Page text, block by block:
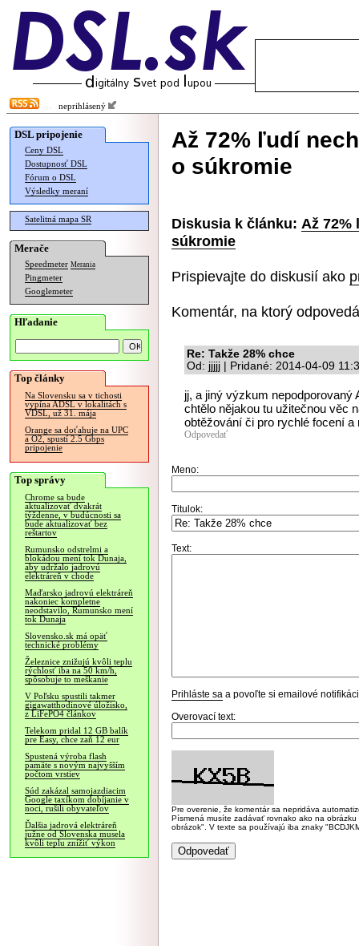
neprihlásený
DSL pripojenie
Ceny DSL
Dostupnosť DSL
Fórum o DSL
Výsledky meraní
Satelitná mapa SR
Merače
Speedmeter Merania
Pingmeter
Googlemeter
Hľadanie
Top články
Na Slovensku sa v tichosti
vypína ADSL v lokalitách s
VDSL, už 31. mája
Orange sa doťahuje na UPC
a O2, spustí 2.5 Gbps
pripojenie
Top správy
Chrome sa bude
aktualizovať dvakrát
týždenne, v budúcnosti sa
bude aktualizovať bez
reštartov
Rumunsko odstrelmi a
blokádou mení tok Dunaja,
aby udržalo jadrovú
elektráreň v chode
Maďarsko jadrovú elektráreň
nakoniec kompletne
neodstavilo, Rumunsko mení
tok Dunaja
Slovensko.sk má opäť
technické problémy
Železnice znižujú kvôli teplu
rýchlosť iba na 50 km/h,
spôsobuje to meškanie
V Poľsku spustili takmer
gigawatthodinové úložisko,
z LiFePO4 článkov
Telekom pridal 12 GB balík
pre Easy, chce zaň 12 eur
Spustená výroba flash
pamäte s novým najvyšším
počtom vrstiev
Súd zakázal samojazdiacim
Google taxíkom dobíjanie v
noci, rušili obyvateľov
Ďalšia jadrová elektráreň
južne od Slovenska musela
kvôli teplu znížiť výkon
Až 72% ľudí
o súkromie
Diskusia k článku: Až 72%
súkromie
Prispievajte do diskusií ako
Komentár, na ktorý
Re: Takže 28% chce
Od: jjjjj | Pridané: 2014-04-09
jj, a jiný výzkum nepodporovaný
chtělo nějakou tu užitečnou věc
obtěžování či pro rychlé focení
Odpovedať
Meno:
Titulok:
Text:
Prihláste sa a povoľte si emailové
Overovací text:
Pre overenie, že komentár sa nepridáva
Písmená musíte zadávať rovnako ako na
obrázok". V texte sa používajú iba znaky